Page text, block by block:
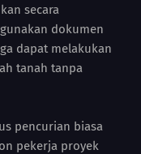
secara
dokumen
dapat melakukan
tanah tanpa
pencurian biasa
pekerja proyek